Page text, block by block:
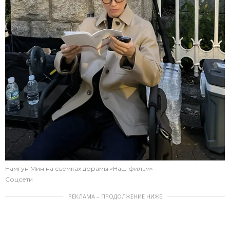
Намгун Мин на съемках дорамы «Наш фильм»
Соцсети
РЕКЛАМА – ПРОДОЛЖЕНИЕ НИЖЕ